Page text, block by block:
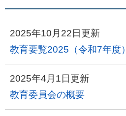
2025年10月22日更新
教育要覧2025（令和7年度）
2025年4月1日更新
教育委員会の概要